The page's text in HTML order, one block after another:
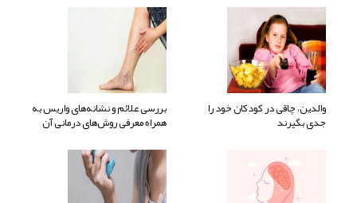
والدین، چاقی در کودکان خود را
جدی بگیرند
بررسی علائم و نشانه‌های واریس به
همراه معرفی روش‌های درمانی آن